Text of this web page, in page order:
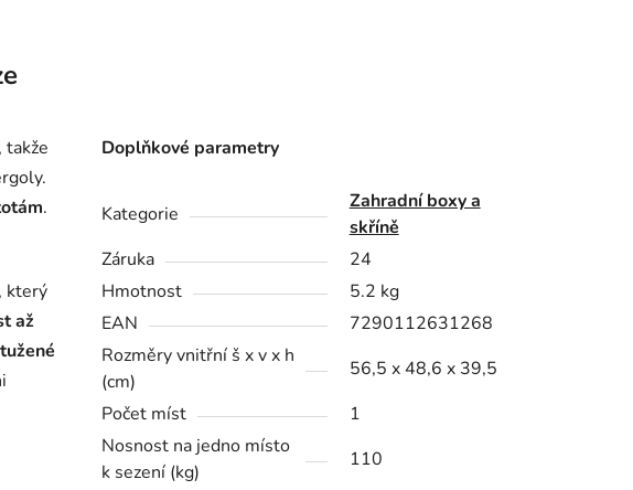
, takže
.
který
až
Doplňkové parametry
Kategorie
Zahradní boxy a
skříně
Záruka
24
Hmotnost
5.2 kg
EAN
7290112631268
Rozměry vnitřní š x v x h
(cm)
56,5 x 48,6 x 39,5
Počet míst
1
Nosnost na jedno místo
k sezení (kg)
110